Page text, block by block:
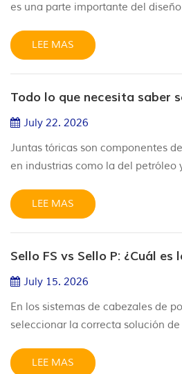
es una parte importante del
mantener la integridad de presión
los componentes de la cabeza de
superficie, la presión, la
inv...
LEE MAS
July 22. 2026
Juntas tóricas son componentes
en industrias como la del petróleo
Cuentan con un diseño compacto
espacio mínimo, lo que facilita la
dinámico, ofrecen un excelente
bidireccional con baj...
LEE MAS
July 15. 2026
En los sistemas de cabezales de
seleccionar la correcta solución
operativa a largo plazo. Dos
LEE MAS